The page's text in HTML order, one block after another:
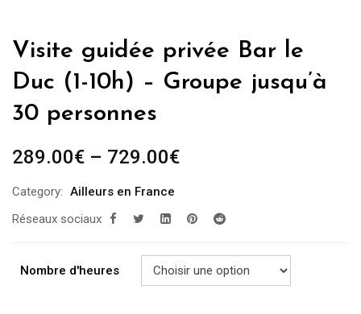
Visite guidée privée Bar le
Duc (1-10h) – Groupe jusqu’à
30 personnes
289.00€ – 729.00€
Category: Ailleurs en France
Réseaux sociaux
Nombre d'heures